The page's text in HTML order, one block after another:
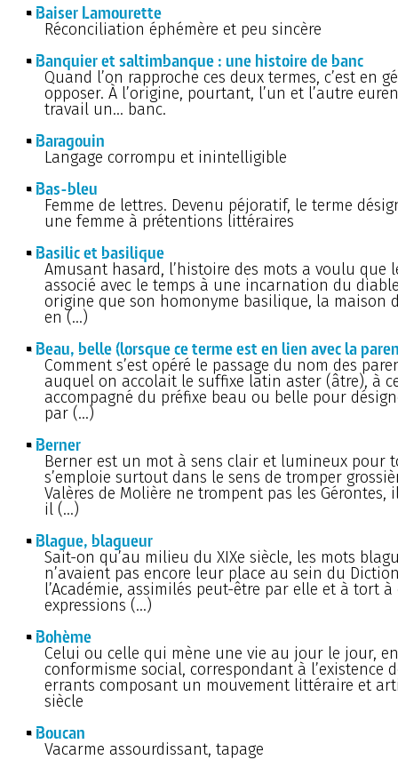
Baiser Lamourette
Réconciliation éphémère et peu sincère
Banquier et saltimbanque : une histoire de banc
Quand l’on rapproche ces deux termes, c’est en
opposer. À l’origine, pourtant, l’un et l’autre
travail un... banc.
Baragouin
Langage corrompu et inintelligible
Bas-bleu
Femme de lettres. Devenu péjoratif, le terme
une femme à prétentions littéraires
Basilic et basilique
Amusant hasard, l’histoire des mots a voulu que
associé avec le temps à une incarnation du
origine que son homonyme basilique, la maison
en (…)
Beau, belle (lorsque ce terme est en lien avec la
Comment s’est opéré le passage du nom des
auquel on accolait le suffixe latin aster (âtre), à
accompagné du préfixe beau ou belle pour
par (…)
Berner
Berner est un mot à sens clair et lumineux pour
s’emploie surtout dans le sens de tromper
Valères de Molière ne trompent pas les Gérontes,
il (…)
Blague, blagueur
Sait-on qu’au milieu du XIXe siècle, les mots
n’avaient pas encore leur place au sein du
l’Académie, assimilés peut-être par elle et à tort à
expressions (…)
Bohème
Celui ou celle qui mène une vie au jour le jour,
conformisme social, correspondant à l’existence
errants composant un mouvement littéraire et
siècle
Boucan
Vacarme assourdissant, tapage